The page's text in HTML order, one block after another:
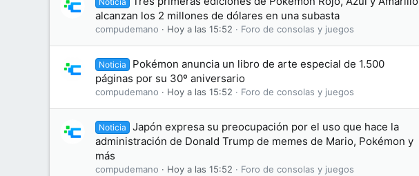
alcanzan los 2 millones de dólares en una subasta
compudemano Hoy a las 15:52 Foro de consolas y juegos
Noticia
Pokémon anuncia un libro de arte especial de 1.500
páginas por su 30º aniversario
compudemano Hoy a las 15:52 Foro de consolas y juegos
Noticia
Japón expresa su preocupación por el uso que hace la
administración de Donald Trump de memes de Mario, Pokémon y
más
compudemano Hoy a las 15:52 Foro de consolas y juegos